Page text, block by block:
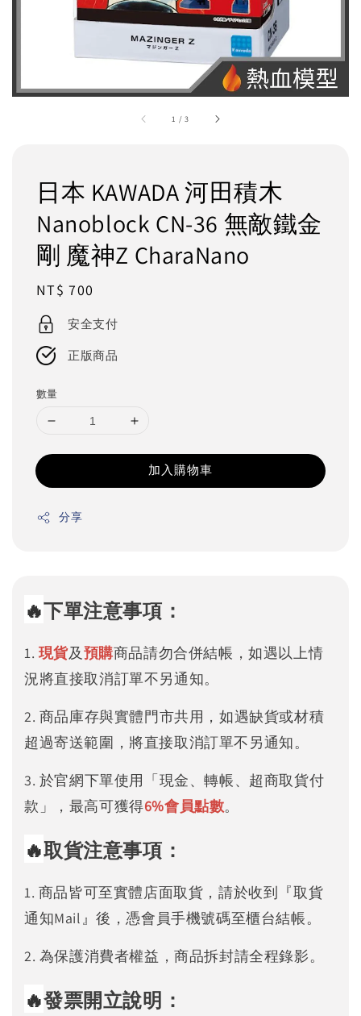
1 /3
日本 KAWADA 河田積木
Nanoblock CN-36 無敵鐵金
剛 魔神Z CharaNano
Regular
price
NT$ 700
安全支付
正版商品
數量
加入購物車
分享
🔥下單注意事項：
1. 現貨及預購商品請勿合併結帳，如遇以上情
況將直接取消訂單不另通知。
2. 商品庫存與實體門市共用，如遇缺貨或材積
超過寄送範圍，將直接取消訂單不另通知。
3. 於官網下單使用「現金、轉帳、超商取貨付
款」，最高可獲得6%會員點數。
🔥取貨注意事項：
1. 商品皆可至實體店面取貨，請於收到『取貨
通知Mail』後，憑會員手機號碼至櫃台結帳。
2. 為保護消費者權益，商品拆封請全程錄影。
🔥發票開立說明：